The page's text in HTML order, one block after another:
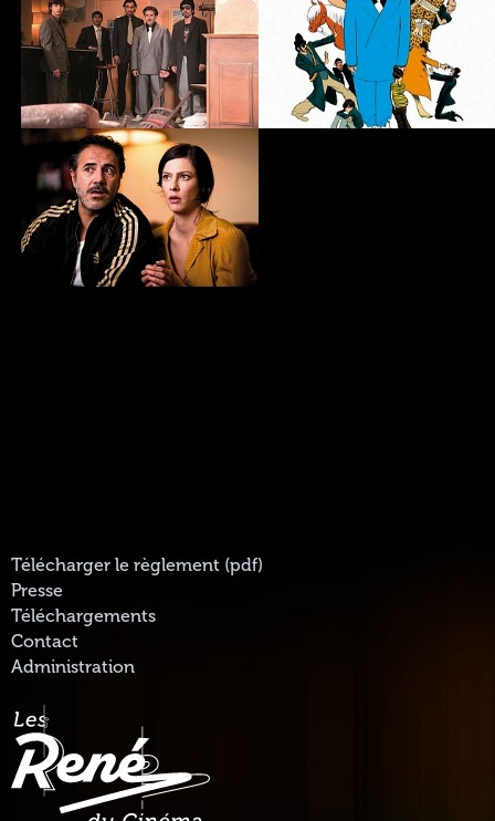
Télécharger le règlement (pdf)
Presse
Téléchargements
Contact
Administration